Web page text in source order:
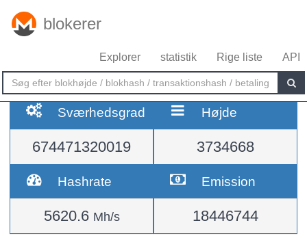
blokerer
Explorer statistik Rige liste API
Sværhedsgrad
674471320019
Højde
3734668
Hashrate
5620.6 Mh/s
Emission
18446744